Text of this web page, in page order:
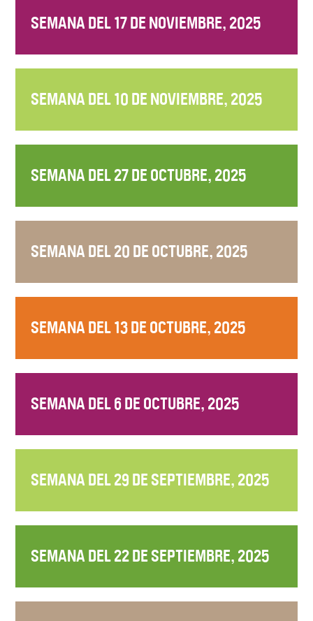
SEMANA DEL 17 DE NOVIEMBRE, 2025
SEMANA DEL 10 DE NOVIEMBRE, 2025
SEMANA DEL 27 DE OCTUBRE, 2025
SEMANA DEL 20 DE OCTUBRE, 2025
SEMANA DEL 13 DE OCTUBRE, 2025
SEMANA DEL 6 DE OCTUBRE, 2025
SEMANA DEL 29 DE SEPTIEMBRE, 2025
SEMANA DEL 22 DE SEPTIEMBRE, 2025